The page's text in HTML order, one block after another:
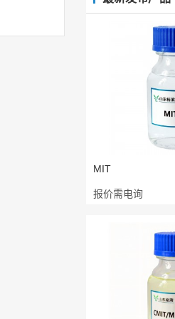
MIT
报价需电询